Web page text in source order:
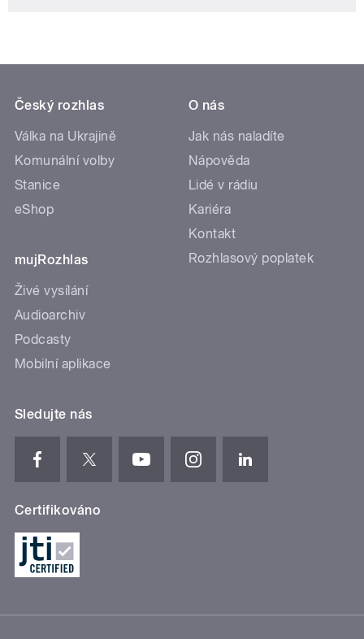
Český rozhlas
Válka na Ukrajině
Komunální volby
Stanice
eShop
mujRozhlas
Živé vysílání
Audioarchiv
Podcasty
Mobilní aplikace
O nás
Jak nás naladíte
Nápověda
Lidé v rádiu
Kariéra
Kontakt
Rozhlasový poplatek
Sledujte nás
Certifikováno